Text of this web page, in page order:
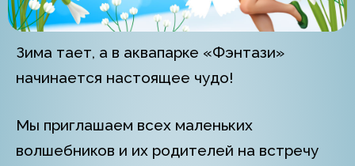
Зима тает, а в аквапарке «Фэнтази»
начинается настоящее чудо!
Мы приглашаем всех маленьких
волшебников и их родителей на встречу